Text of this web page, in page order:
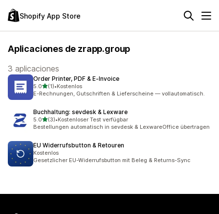
Shopify App Store
Aplicaciones de zrapp.group
3 aplicaciones
Order Printer, PDF & E‑Invoice
5.0de 5 estrellas
(1)
1 reseñas en total
•Kostenlos
E-Rechnungen, Gutschriften & Lieferscheine — vollautomatisch.
Buchhaltung: sevdesk & Lexware
5.0de 5 estrellas
(3)
3 reseñas en total
•Kostenloser Test verfügbar
Bestellungen automatisch in sevdesk & LexwareOffice übertragen
EU Widerrufsbutton & Retouren
Kostenlos
Gesetzlicher EU-Widerrufsbutton mit Beleg & Returns-Sync